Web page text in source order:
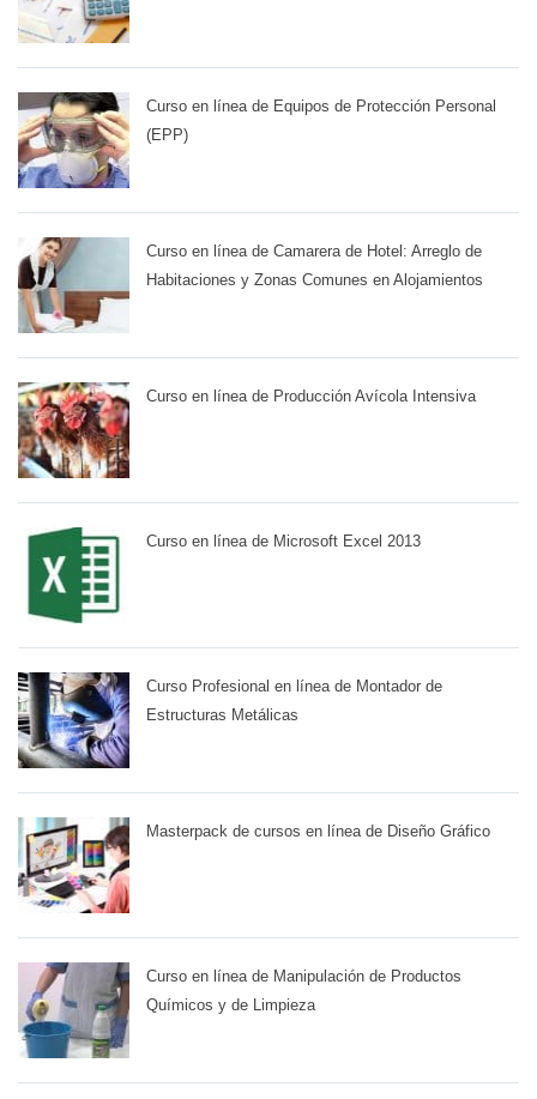
Curso en línea de Equipos de Protección Personal
(EPP)
Curso en línea de Camarera de Hotel: Arreglo de
Habitaciones y Zonas Comunes en Alojamientos
Curso en línea de Producción Avícola Intensiva
Curso en línea de Microsoft Excel 2013
Curso Profesional en línea de Montador de
Estructuras Metálicas
Masterpack de cursos en línea de Diseño Gráfico
Curso en línea de Manipulación de Productos
Químicos y de Limpieza